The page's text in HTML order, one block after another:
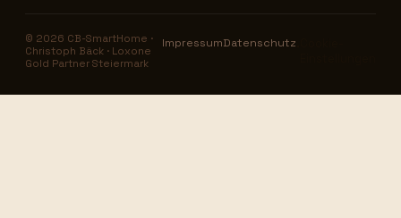
© 2026 CB-SmartHome ·
Christoph Bäck · Loxone
Gold Partner Steiermark
ImpressumDatenschutz